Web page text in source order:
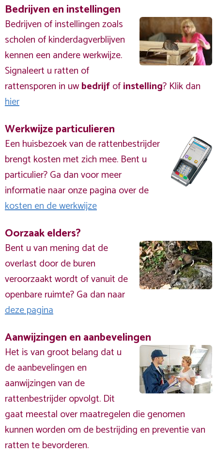
Bedrijven en instellingen
Bedrijven of instellingen zoals
scholen of kinderdagverblijven
kennen een andere werkwijze.
Signaleert u ratten of
rattensporen in uwbedrijfofinstelling? Klik dan
hier
Werkwijze particulieren
Een huisbezoek van de rattenbestrijder
brengt kosten met zich mee. Bent u
particulier? Ga dan voor meer
informatie naar onze pagina over de
kosten en de werkwijze
Oorzaak elders?
Bent u van mening dat de
overlast door de buren
veroorzaakt wordt of vanuit de
openbare ruimte? Ga dan naar
deze pagina
Aanwijzingen en aanbevelingen
Het is van groot belang dat u
de aanbevelingen en
aanwijzingen van de
rattenbestrijder opvolgt. Dit
gaat meestal over maatregelen die genomen
kunnen worden om de bestrijding en preventie van
ratten te bevorderen.